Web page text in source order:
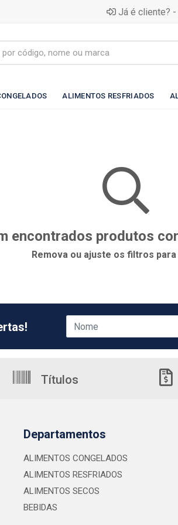
Já é cliente? -
ALIMENTOS RESFRIADOS
encontrados produtos
Remova ou ajuste os filtros
Títulos
Departamentos
ALIMENTOS CONGELADOS
ALIMENTOS RESFRIADOS
ALIMENTOS SECOS
BEBIDAS